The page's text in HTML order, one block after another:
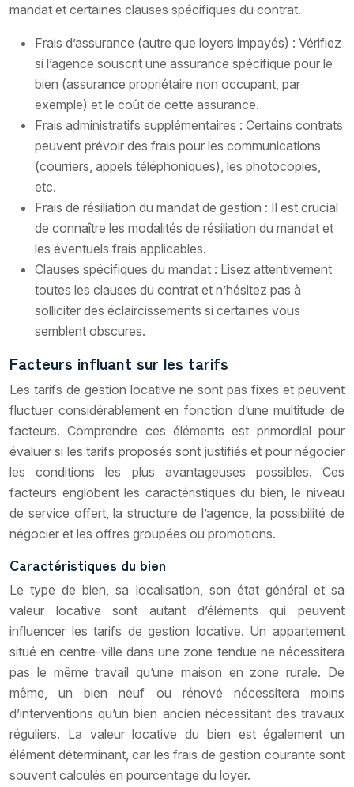
mandat et certaines clauses spécifiques du contrat.
Frais d’assurance (autre que loyers impayés) : Vérifiez
si l’agence souscrit une assurance spécifique pour le
bien (assurance propriétaire non occupant, par
exemple) et le coût de cette assurance.
Frais administratifs supplémentaires : Certains contrats
peuvent prévoir des frais pour les communications
(courriers, appels téléphoniques), les photocopies,
etc.
Frais de résiliation du mandat de gestion : Il est crucial
de connaître les modalités de résiliation du mandat et
les éventuels frais applicables.
Clauses spécifiques du mandat : Lisez attentivement
toutes les clauses du contrat et n’hésitez pas à
solliciter des éclaircissements si certaines vous
semblent obscures.
Facteurs influant sur les tarifs
Les tarifs de gestion locative ne sont pas fixes et peuvent
fluctuer considérablement en fonction d’une multitude de
facteurs. Comprendre ces éléments est primordial pour
évaluer si les tarifs proposés sont justifiés et pour négocier
les conditions les plus avantageuses possibles. Ces
facteurs englobent les caractéristiques du bien, le niveau
de service offert, la structure de l’agence, la possibilité de
négocier et les offres groupées ou promotions.
Caractéristiques du bien
Le type de bien, sa localisation, son état général et sa
valeur locative sont autant d’éléments qui peuvent
influencer les tarifs de gestion locative. Un appartement
situé en centre-ville dans une zone tendue ne nécessitera
pas le même travail qu’une maison en zone rurale. De
même, un bien neuf ou rénové nécessitera moins
d’interventions qu’un bien ancien nécessitant des travaux
réguliers. La valeur locative du bien est également un
élément déterminant, car les frais de gestion courante sont
souvent calculés en pourcentage du loyer.